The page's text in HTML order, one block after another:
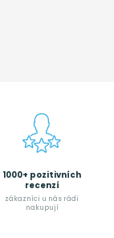
1000+ pozitivních
recenzí
zákazníci u nás rádi
nakupují